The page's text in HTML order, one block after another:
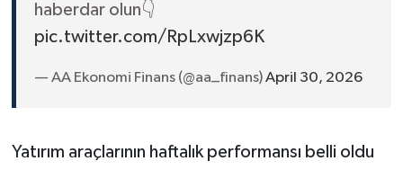
haberdar olun👇
pic.twitter.com/RpLxwjzp6K
— AA Ekonomi Finans (@aa_finans)April 30, 2026
Yatırım araçlarının haftalık performansı belli oldu